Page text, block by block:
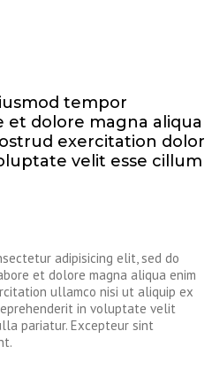
tempor
dolore magna aliqua
exercitation dolor
velit esse cillum
adipisicing elit, sed do
et dolore magna aliqua enim
ullamco nisi ut aliquip ex
in voluptate velit
pariatur. Excepteur sint